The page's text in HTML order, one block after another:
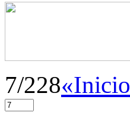
7/228«Inicio